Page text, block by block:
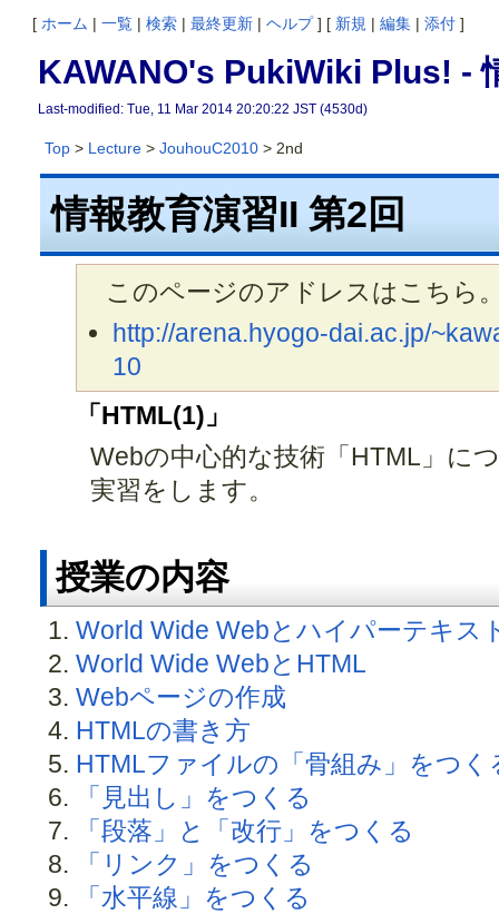
[ ホーム | 一覧 | 検索 | 最終更新 | ヘルプ] [ 新規 | 編集 | 添付 ]
KAWANO's PukiWiki Plus! -
Last-modified: Tue, 11 Mar 2014 20:20:22 JST (4530d)
Top> Lecture> JouhouC2010> 2nd
情報教育演習II 第2回
このページのアドレスはこちら
http://arena.hyogo-dai.ac.jp/
10
「HTML(1)」
Webの中心的な技術「HTML」に
実習をします。
授業の内容
World Wide Webとハイパーテキス
World Wide WebとHTML
Webページの作成
HTMLの書き方
HTMLファイルの「骨組み」をつく
「見出し」をつくる
「段落」と「改行」をつくる
「リンク」をつくる
「水平線」をつくる